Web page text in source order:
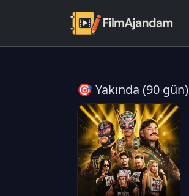
🎯 Yakında (90 gün)